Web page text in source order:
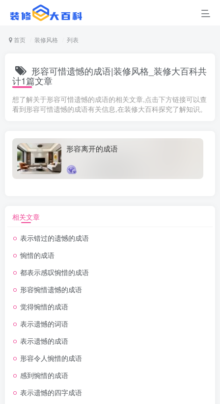
首页 装修风格 列表
形容可惜遗憾的成语|装修风格_装修大百科共
计1篇文章
想了解关于形容可惜遗憾的成语的相关文章,点击下方链接可以查
看到形容可惜遗憾的成语有关信息,在装修大百科探究了解知识。
形容离开的成语
相关文章
表示错过的遗憾的成语
惋惜的成语
都表示感叹惋惜的成语
形容惋惜遗憾的成语
觉得惋惜的成语
表示遗憾的词语
表示遗憾的成语
形容令人惋惜的成语
感到惋惜的成语
表示遗憾的四字成语